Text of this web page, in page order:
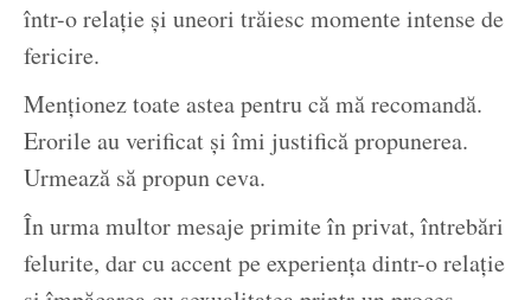
într-o relație și uneori trăiesc momente intense de
fericire.
Menționez toate astea pentru că mă recomandă.
Erorile au verificat și îmi justifică propunerea.
Urmează să propun ceva.
În urma multor mesaje primite în privat, întrebări
felurite, dar cu accent pe experiența dintr-o relație